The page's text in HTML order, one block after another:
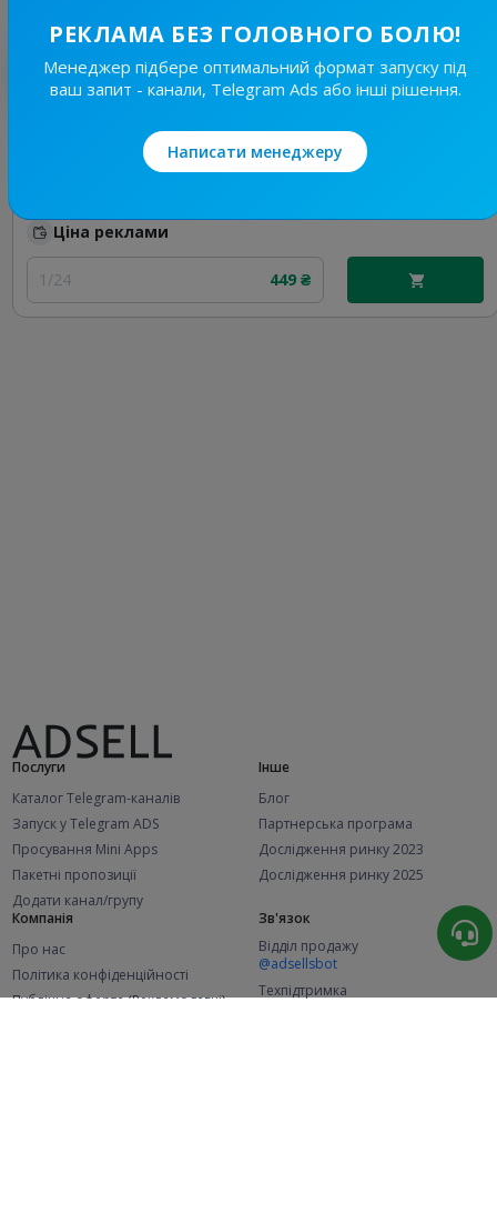
Найкращі за темою
37.9K/
Ukrmemes mine problemes
Ціна реклами
1/24 449 ₴
Послуги
Каталог Telegram-каналів
Запуск у Telegram ADS
Просування Mini Apps
Пакетні пропозиції
Додати канал/групу
Інше
Блог
Партнерська програма
Дослідження ринку 2023
Дослідження ринку 2025
Компанія
Про нас
Політика конфіденційності
Публічна оферта (Рекламодавці)
Зв'язок
Відділ продажу
@adsellsbot
Техпідтримка
РЕКЛАМА БЕЗ ГОЛОВНОГО БОЛЮ!
Менеджер підбере оптимальний формат запуску під
ваш запит - канали, Telegram Ads або інші рішення.
Написати менеджеру